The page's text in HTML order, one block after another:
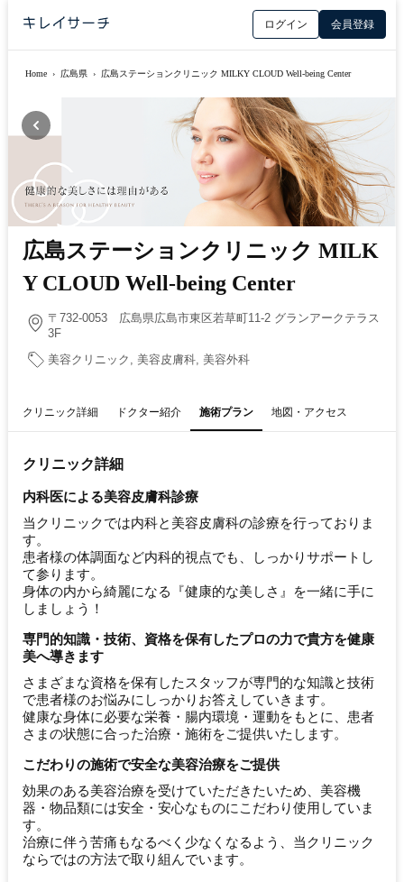
ログイン 会員登録
Home › 広島県 › 広島ステーションクリニック MILKY CLOUD Well-being Center
広島ステーションクリニック MILK
Y CLOUD Well-being Center
〒732-0053 広島県広島市東区若草町11-2 グランアークテラス
3F
美容クリニック, 美容皮膚科, 美容外科
クリニック詳細 ドクター紹介 施術プラン 地図・アクセス
クリニック詳細
内科医による美容皮膚科診療
当クリニックでは内科と美容皮膚科の診療を行っておりま
す。
患者様の体調面など内科的視点でも、しっかりサポートし
て参ります。
身体の内から綺麗になる『健康的な美しさ』を一緒に手に
しましょう！
専門的知識・技術、資格を保有したプロの力で貴方を健康
美へ導きます
さまざまな資格を保有したスタッフが専門的な知識と技術
で患者様のお悩みにしっかりお答えしていきます。
健康な身体に必要な栄養・腸内環境・運動をもとに、患者
さまの状態に合った治療・施術をご提供いたします。
こだわりの施術で安全な美容治療をご提供
効果のある美容治療を受けていただきたいため、美容機
器・物品類には安全・安心なものにこだわり使用していま
す。
治療に伴う苦痛もなるべく少なくなるよう、当クリニック
ならではの方法で取り組んでいます。